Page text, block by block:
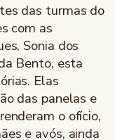
das turmas do
com as
Sonia dos
Bento, esta
Elas
das panelas e
o ofício,
e avós, ainda